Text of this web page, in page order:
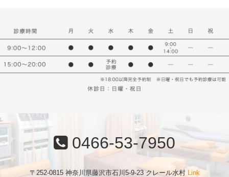
0466-53-7950
〒252-0815 神奈川県藤沢市石川5-9-23 クレール水村 Link